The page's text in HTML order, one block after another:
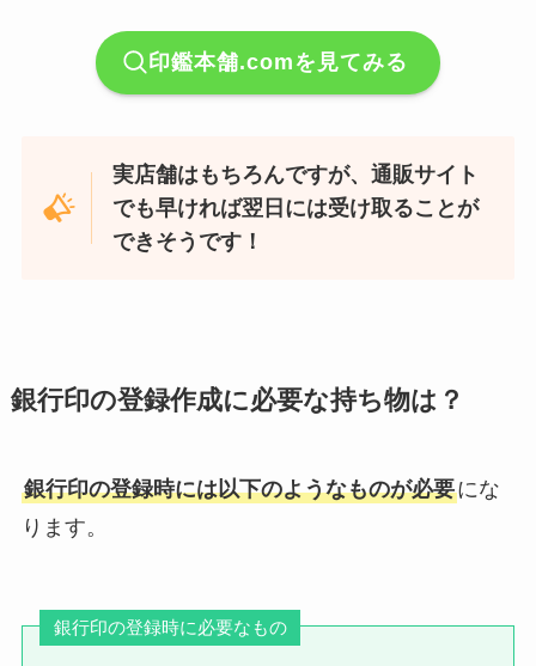
印鑑本舗.comを見てみる
実店舗はもちろんですが、通販サイト
でも早ければ翌日には受け取ることが
できそうです！
銀行印の登録作成に必要な持ち物は？
銀行印の登録時には以下のようなものが必要にな
ります。
銀行印の登録時に必要なもの